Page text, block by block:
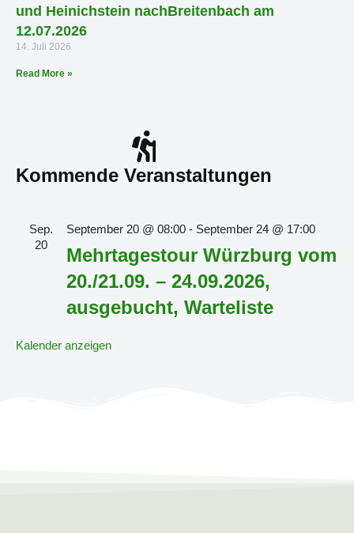
und Heinichstein nachBreitenbach am
12.07.2026
14. Juli 2026
Read More »
Kommende Veranstaltungen
Sep.
20
September 20 @ 08:00 - September 24 @ 17:00
Mehrtagestour Würzburg vom
20./21.09. – 24.09.2026,
ausgebucht, Warteliste
Kalender anzeigen